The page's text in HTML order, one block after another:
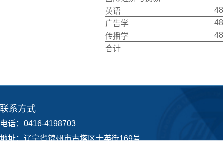
英语
广告学
传播学
合计
联系方式
电话：0416-4198703
地址：辽宁省锦州市古塔区士英街169号